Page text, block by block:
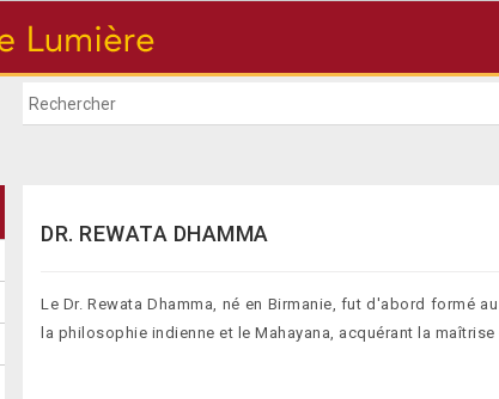
DR. REWATA DHAMMA
Le Dr. Rewata Dhamma, né en Birmanie, fut d'abord formé
la philosophie indienne et le Mahayana, acquérant la